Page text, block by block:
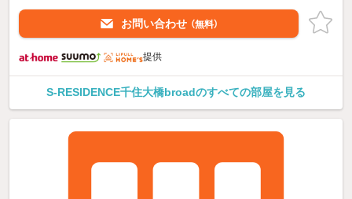
お問い合わせ （無料）
提供
S-RESIDENCE千住大橋broadのすべての部屋を見る